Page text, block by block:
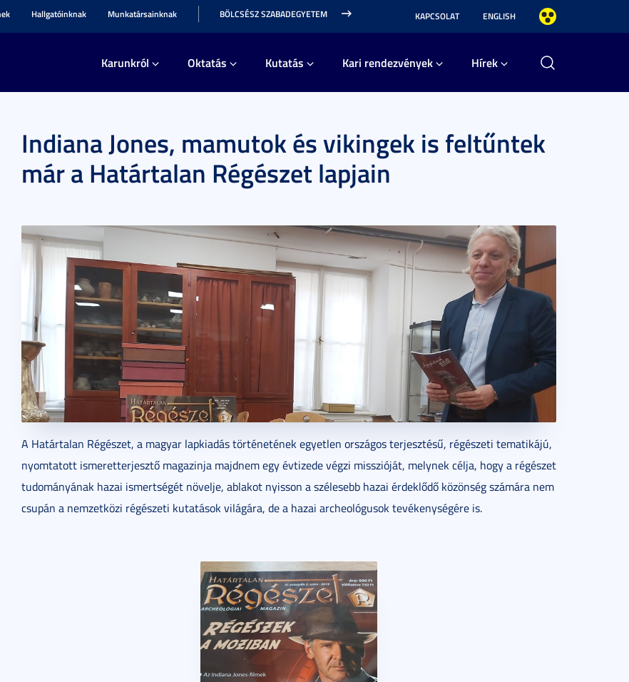
Hallgatóinknak Munkatársainknak BÖLCSÉSZ SZABADEGYETEM KAPCSOLAT ENGLISH
Karunkról Oktatás Kutatás Kari rendezvények Hírek
Indiana Jones, mamutok és vikingek is feltűntek
már a Határtalan Régészet lapjain
A Határtalan Régészet, a magyar lapkiadás történetének egyetlen országos terjesztésű, régészeti tematikájú,
nyomtatott ismeretterjesztő magazinja majdnem egy évtizede végzi misszióját, melynek célja, hogy a régészet
tudományának hazai ismertségét növelje, ablakot nyisson a szélesebb hazai érdeklődő közönség számára nem
csupán a nemzetközi régészeti kutatások világára, de a hazai archeológusok tevékenységére is.